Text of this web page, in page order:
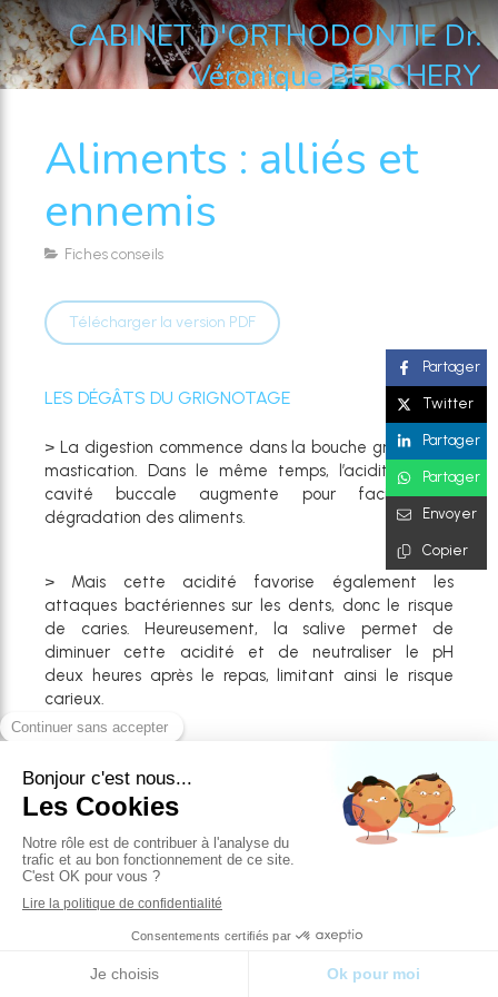
CABINET D'ORTHODONTIE Dr.
Véronique BERCHERY
Aliments : alliés et
ennemis
Fiches conseils
Télécharger la version PDF
LES DÉGÂTS DU GRIGNOTAGE
> La digestion commence dans la bouche grâce à la
mastication. Dans le même temps, l’acidité de la
cavité buccale augmente pour faciliter la
dégradation des aliments.
> Mais cette acidité favorise également les
attaques bactériennes sur les dents, donc le risque
de caries. Heureusement, la salive permet de
diminuer cette acidité et de neutraliser le pH
deux heures après le repas, limitant ainsi le risque
carieux.
sucrés de surcroît, la salive n’a pas le temps de
rééquilibrer le pH, et les bactéries peuvent se nourrir
tranquillement dans un environnement ultra favorabl
Partager
Twitter
Partager
Partager
Envoyer
Copier